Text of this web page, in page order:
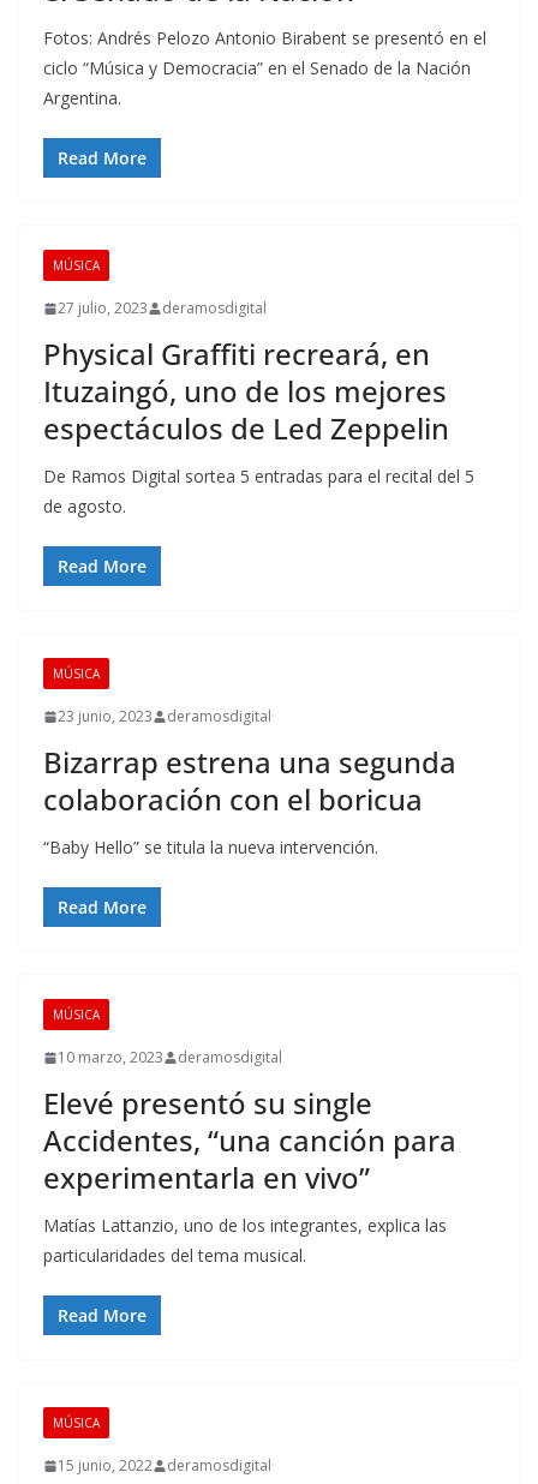
Fotos: Andrés Pelozo Antonio Birabent se presentó en el
ciclo “Música y Democracia” en el Senado de la Nación
Argentina.
Read More
MÚSICA
27 julio, 2023 deramosdigital
Physical Graffiti recreará, en
Ituzaingó, uno de los mejores
espectáculos de Led Zeppelin
De Ramos Digital sortea 5 entradas para el recital del 5
de agosto.
Read More
MÚSICA
23 junio, 2023 deramosdigital
Bizarrap estrena una segunda
colaboración con el boricua
“Baby Hello” se titula la nueva intervención.
Read More
MÚSICA
10 marzo, 2023 deramosdigital
Elevé presentó su single
Accidentes, “una canción para
experimentarla en vivo”
Matías Lattanzio, uno de los integrantes, explica las
particularidades del tema musical.
Read More
MÚSICA
15 junio, 2022 deramosdigital